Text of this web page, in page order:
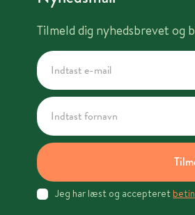
Tilmeld dig nyhedsbrevet og
Jeg har læst og accepteret